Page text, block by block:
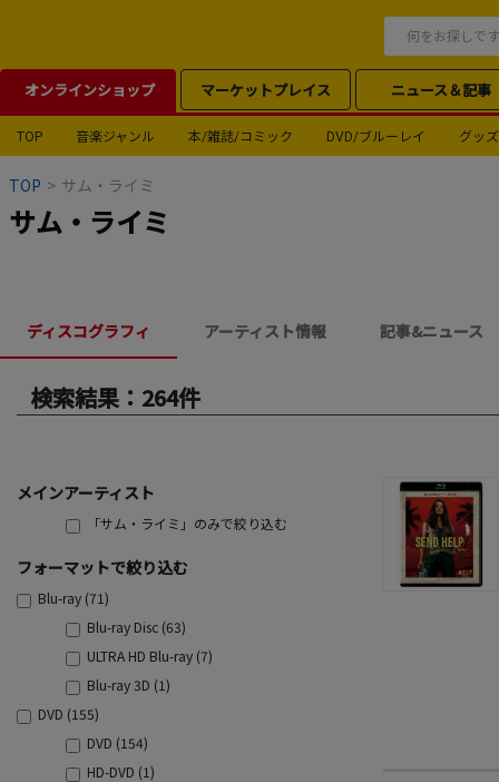
オンラインショップ マーケットプレイス ニュース＆記事
TOP 音楽ジャンル 本/雑誌/コミック DVD/ブルーレイ グッズ
TOP > サム・ライミ
サム・ライミ
ディスコグラフィ アーティスト情報 記事&ニュース
検索結果：264件
メインアーティスト
「サム・ライミ」のみで絞り込む
フォーマットで絞り込む
Blu-ray (71)
Blu-ray Disc (63)
ULTRA HD Blu-ray (7)
Blu-ray 3D (1)
DVD (155)
DVD (154)
HD-DVD (1)